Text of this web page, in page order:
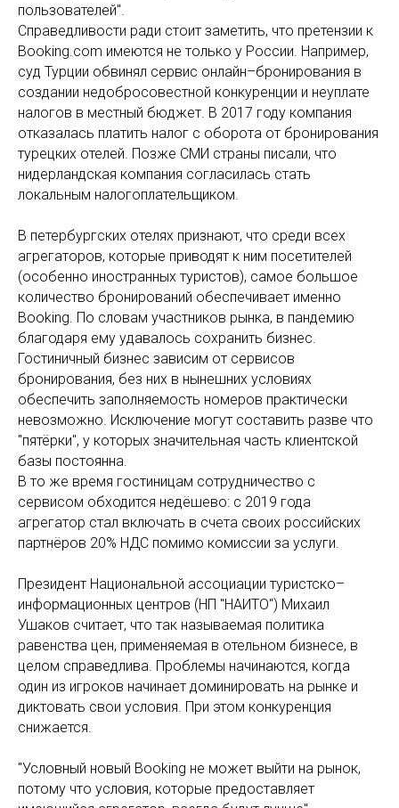
пользователей".
Справедливости ради стоит заметить, что претензии к
Booking.com имеются не только у России. Например,
суд Турции обвинял сервис онлайн–бронирования в
создании недобросовестной конкуренции и неуплате
налогов в местный бюджет. В 2017 году компания
отказалась платить налог с оборота от бронирования
турецких отелей. Позже СМИ страны писали, что
нидерландская компания согласилась стать
локальным налогоплательщиком.
В петербургских отелях признают, что среди всех
агрегаторов, которые приводят к ним посетителей
(особенно иностранных туристов), самое большое
количество бронирований обеспечивает именно
Booking. По словам участников рынка, в пандемию
благодаря ему удавалось сохранить бизнес.
Гостиничный бизнес зависим от сервисов
бронирования, без них в нынешних условиях
обеспечить заполняемость номеров практически
невозможно. Исключение могут составить разве что
"пятёрки", у которых значительная часть клиентской
базы постоянна.
В то же время гостиницам сотрудничество с
сервисом обходится недёшево: с 2019 года
агрегатор стал включать в счета своих российских
партнёров 20% НДС помимо комиссии за услуги.
Президент Национальной ассоциации туристско–
информационных центров (НП "НАИТО") Михаил
Ушаков считает, что так называемая политика
равенства цен, применяемая в отельном бизнесе, в
целом справедлива. Проблемы начинаются, когда
один из игроков начинает доминировать на рынке и
диктовать свои условия. При этом конкуренция
снижается.
"Условный новый Booking не может выйти на рынок,
потому что условия, которые предоставляет